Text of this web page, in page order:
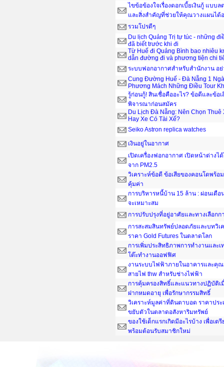
ไขข้อข้องใจเรื่องดอกเบี้ยเงินกู้ แบบ
และสิ่งสำคัญที่ช่วยให้คุณวางแผนได้
รวมโปรดีๆ
Du lịch Quảng Trị tự túc - những
đã biết trước khi đi
Từ Huế đi Quảng Bình bao nhiêu
dẫn đường đi và phương tiện chi
ระบบฟอกอากาศสำหรับสำนักงาน อ
Cung Đường Huế - Đà Nẵng 1
Phương Mách Những Điều Tour
รู้ก่อนกู้! สินเชื่อคืออะไร? ข้อดีและข้อ
พิจารณาก่อนสมัคร
Du Lịch Đà Nẵng: Nên Chọn Thuê
Hay Xe Có Tài Xế?
Seiko Astron replica watches
เงินอยู่ในอากาศ
เปิดเครื่องฟอกอากาศ เปิดหน้าต่างไ
จาก PM2.5
วิเคราะห์ข้อดี ข้อเสียของคอนโดพร้อ
คุ้มค่า
การบริหารหนี้บ้าน 15 ล้าน : ผ่อนเดือ
จะเหมาะสม
การปรับปรุงที่อยู่อาศัยและทางเลือก
การสะสมสินทรัพย์ปลอดภัยและบทวิเ
ราคา Gold Futures ในตลาดโลก
การเพิ่มประสิทธิภาพการทำงานและ
โต๊ะทํางานออฟฟิศ
งานระบบไฟฟ้าภายในอาคารและคุ
สายไฟ thw สำหรับช่างไฟฟ้า
การคุ้มครองสิทธิ์และแนวทางปฏิบัติ
ฝากหมดอายุ เพื่อรักษากรรมสิทธิ์
วิเคราะห์มูลค่าที่ดินตาบอด ราคาประ
ขยับตัวในตลาดอสังหาริมทรัพย์
ของใช้เด็กแรกเกิดมีอะไรบ้าง เพื่อเต
พร้อมต้อนรับสมาชิกใหม่